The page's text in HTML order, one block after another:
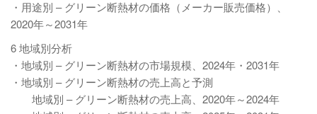
・用途別 – グリーン断熱材の価格（メーカー販売価格）、
2020年～2031年
6 地域別分析
・地域別 – グリーン断熱材の市場規模、2024年・2031年
・地域別 – グリーン断熱材の売上高と予測
地域別 – グリーン断熱材の売上高、2020年～2024年